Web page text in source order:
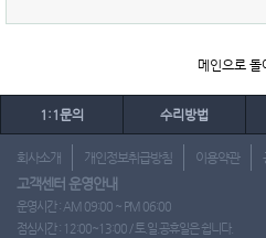
메인으로 돌
1:1문의 수리방법
회사소개 개인정보취급방침 이용약관
고객센터 운영안내
운영시간 : AM 09:00 ~ PM 06:00
점심시간 : 12:00~13:00 / 토.일.공휴일은 쉽니다.